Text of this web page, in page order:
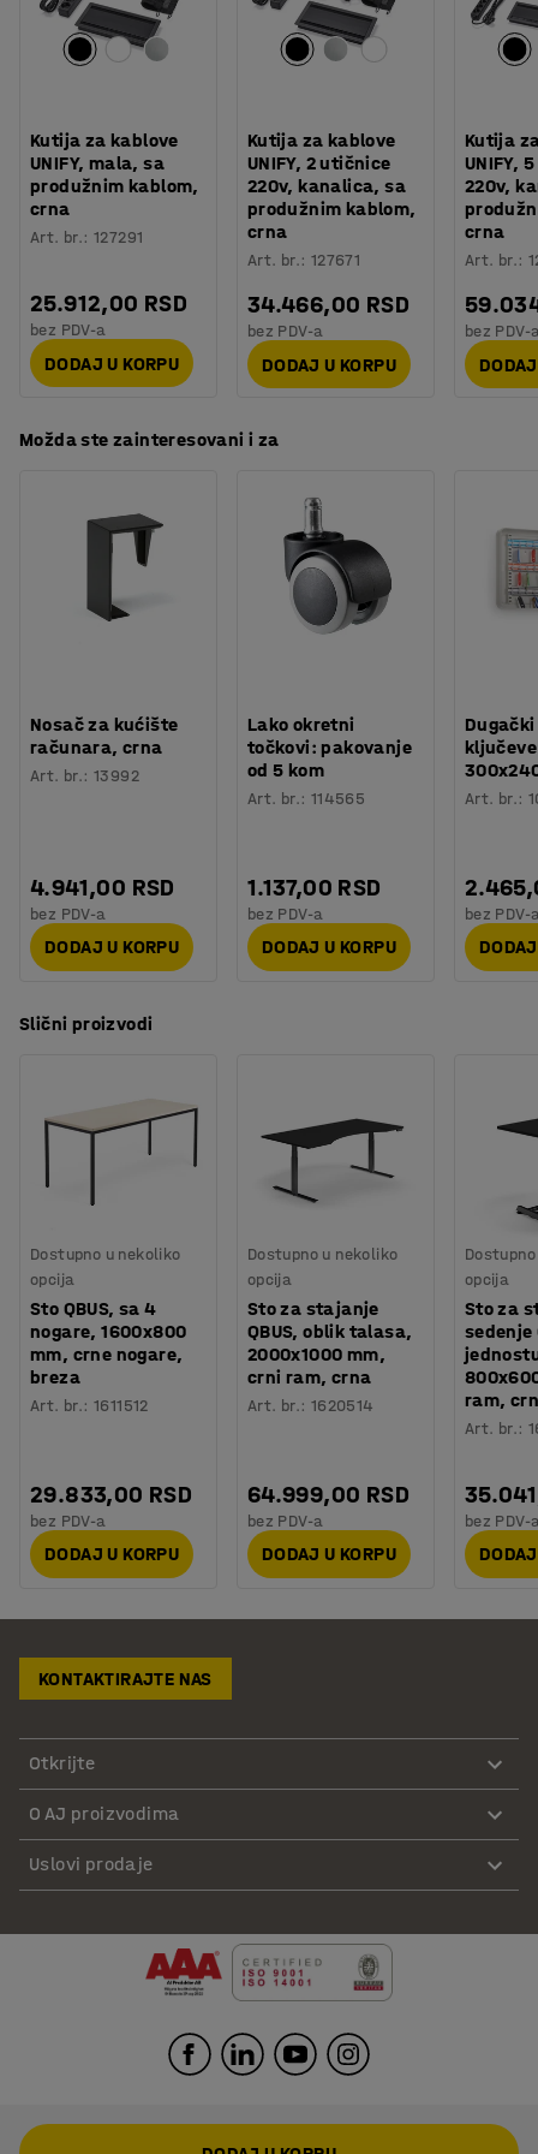
Poboljšajte ga dodavanjem pametne table koja skriva
stvari kao što su žice ili utičnice.
Treba vam skladište? Nameštaj iz QBUS asortimana je
dizajniran da se uklapa zajedno, a modularni koncept
olakšava dodavanje više prostora za skladištenje kada
vam je potrebno. Sve za efikasan radni dan!
Boja stalka: Crna
Kod boje stalka: RAL 9005
Materijal stalka:
Težina: 30,33 kg
Montaža: Potrebno je sklapanje
Testiranje
EN 527-1, EN 527-2, EN 527-3
Kutija za kablove
UNIFY, mala, sa
produžnim kablom,
crna
Art. br.:127291
25.912,00 RSD
bez PDV-a
DODAJ U KORPU
Kutija za kablove
UNIFY, 2 utičnice
220v, kanalica, sa
produžnim kablom,
crna
Art. br.: 127671
34.466,00 RSD
bez PDV-a
DODAJ U KORPU
Kutija
UNIFY,
220v,
crna
Art. br.:
bez PDV-
Možda ste zainteresovani i za
Nosač za kućište
računara, crna
Art. br.:13992
4.941,00 RSD
bez PDV-a
DODAJ U KORPU
Lako okretni
točkovi: pakovanje
od 5 kom
Art. br.: 114565
1.137,00 RSD
bez PDV-a
DODAJ U KORPU
Art. br.:
bez PDV-
Slični proizvodi
Dostupno u nekoliko
opcija
Sto QBUS, sa 4
nogare, 1600x800
mm, crne nogare,
breza
Art. br.:1611512
29.833,00 RSD
bez PDV-a
DODAJ U KORPU
Dostupno u nekoliko
opcija
Sto za stajanje
QBUS, oblik talasa,
2000x1000 mm,
crni ram, crna
Art. br.: 1620514
64.999,00 RSD
bez PDV-a
DODAJ U KORPU
opcija
Sto za
sedenje
ram,
Art. br.:
bez PDV-
KONTAKTIRAJTE NAS
Otkrijte
O AJ proizvodima
Uslovi prodaje